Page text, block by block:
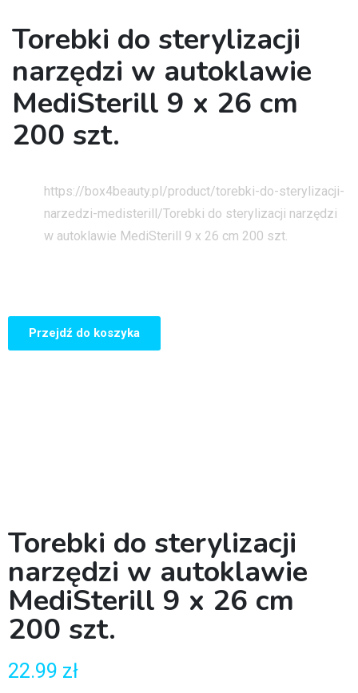
Torebki do sterylizacji
narzędzi w autoklawie
MediSterill 9 x 26 cm
200 szt.
https://box4beauty.pl/product/torebki-do-sterylizacji-
narzedzi-medisterill/Torebki do sterylizacji narzędzi
w autoklawie MediSterill 9 x 26 cm 200 szt.
Przejdź do koszyka
Torebki do sterylizacji
narzędzi w autoklawie
MediSterill 9 x 26 cm
200 szt.
22.99 zł